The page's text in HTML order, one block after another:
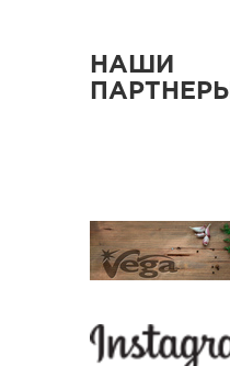
НАШИ
ПАРТНЕРЫ